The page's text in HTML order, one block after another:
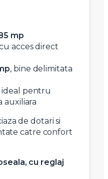
mp
acces direct
, bine delimitata
ideal pentru
auxiliara
de dotari si
catre confort
cu reglaj